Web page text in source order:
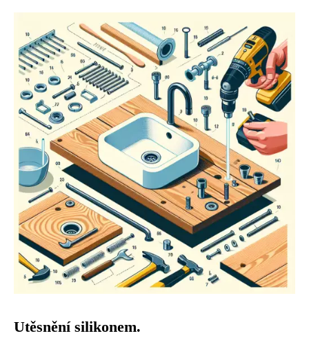
Utěsnění silikonem.